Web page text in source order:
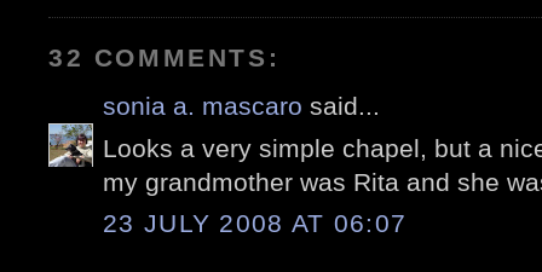
32 COMMENTS:
sonia a. mascaro said...
Looks a very simple chapel, but a
my grandmother was Rita and she
23 JULY 2008 AT 06:07